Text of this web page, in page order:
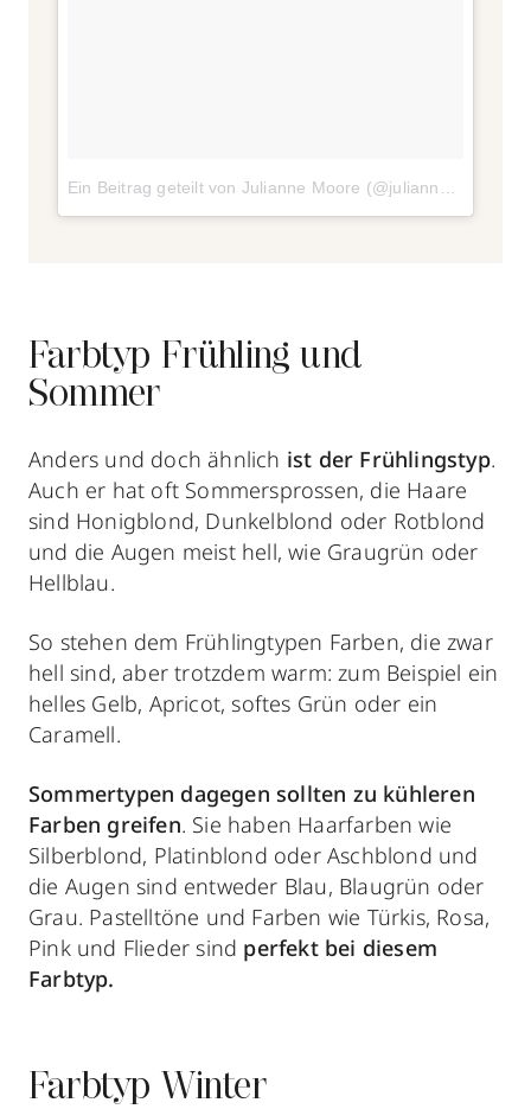
Farbtyp Frühling und
Sommer
Anders und doch ähnlich ist der Frühlingstyp.
Auch er hat oft Sommersprossen, die Haare
sind Honigblond, Dunkelblond oder Rotblond
und die Augen meist hell, wie Graugrün oder
Hellblau.
So stehen dem Frühlingtypen Farben, die zwar
hell sind, aber trotzdem warm: zum Beispiel ein
helles Gelb, Apricot, softes Grün oder ein
Caramell.
Sommertypen dagegen sollten zu kühleren
Farben greifen. Sie haben Haarfarben wie
Silberblond, Platinblond oder Aschblond und
die Augen sind entweder Blau, Blaugrün oder
Grau. Pastelltöne und Farben wie Türkis, Rosa,
Pink und Flieder sind perfekt bei diesem
Farbtyp.
Farbtyp Winter